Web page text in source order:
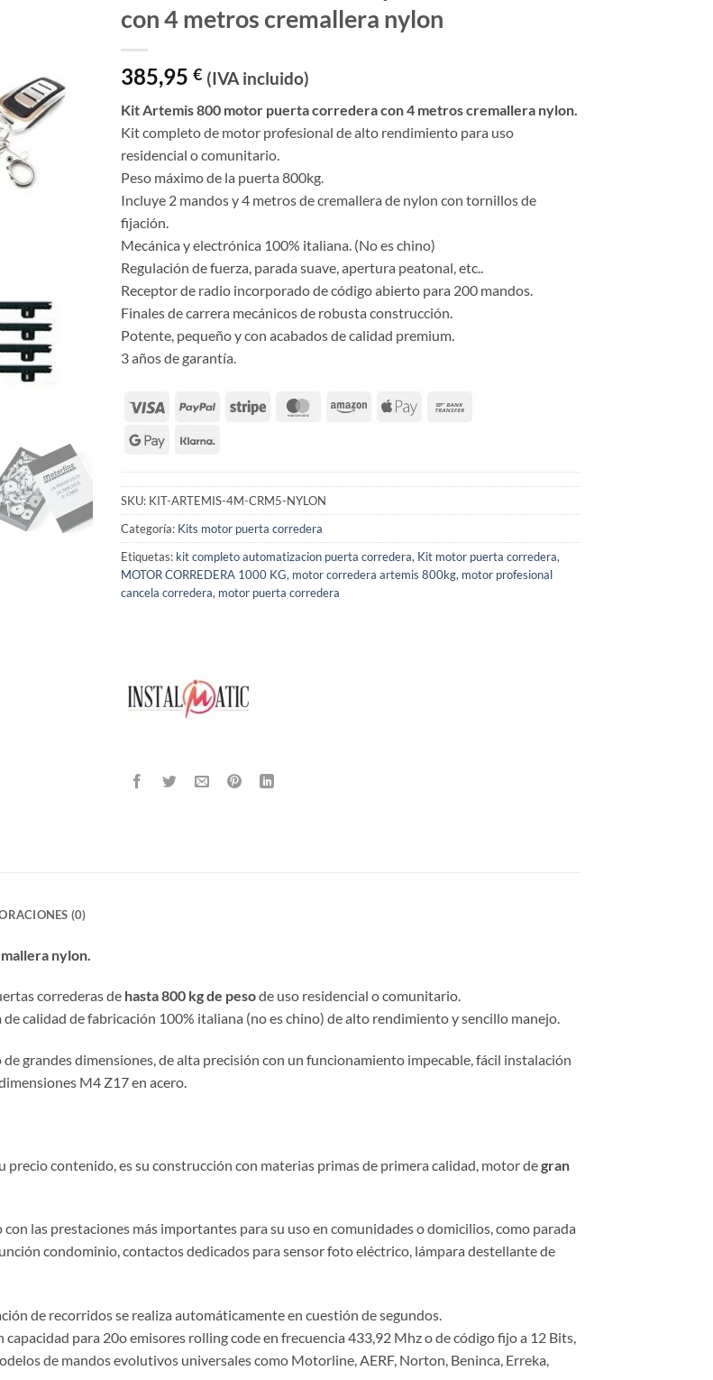
con 4 metros cremallera nylon
385,95 € (IVA incluido)
Kit Artemis 800 motor puerta corredera con 4 metros cremallera nylon.
Kit completo de motor profesional de alto rendimiento para uso
residencial o comunitario.
Peso máximo de la puerta 800kg.
Incluye 2 mandos y 4 metros de cremallera de nylon con tornillos de
fijación.
Mecánica y electrónica 100% italiana. (No es chino)
Regulación de fuerza, parada suave, apertura peatonal, etc..
Receptor de radio incorporado de código abierto para 200 mandos.
Finales de carrera mecánicos de robusta construcción.
Potente, pequeño y con acabados de calidad premium.
3 años de garantía.
SKU: KIT-ARTEMIS-4M-CRM5-NYLON
Categoría: Kits motor puerta corredera
Etiquetas: kit completo automatizacion puerta corredera, Kit motor puerta corredera,
MOTOR CORREDERA 1000 KG, motor corredera artemis 800kg, motor profesional
cancela corredera, motor puerta corredera
(0)
nylon.
correderas de hasta 800 kg de pesode uso residencial o comunitario.
calidad de fabricación 100% italiana (no es chino) de alto rendimiento y sencillo manejo.
grandes dimensiones, de alta precisión con un funcionamiento impecable, fácil instalación
M4 Z17 en acero.
precio contenido, es su construcción con materias primas de primera calidad, motor degran
las prestaciones más importantes para su uso en comunidades o domicilios, como parada
condominio, contactos dedicados para sensor foto eléctrico, lámpara destellante de
de recorridos se realiza automáticamente en cuestión de segundos.
para 20o emisores rolling code en frecuencia 433,92 Mhz o de código fijo a 12 Bits,
de mandos evolutivos universales como Motorline, AERF, Norton, Beninca, Erreka,